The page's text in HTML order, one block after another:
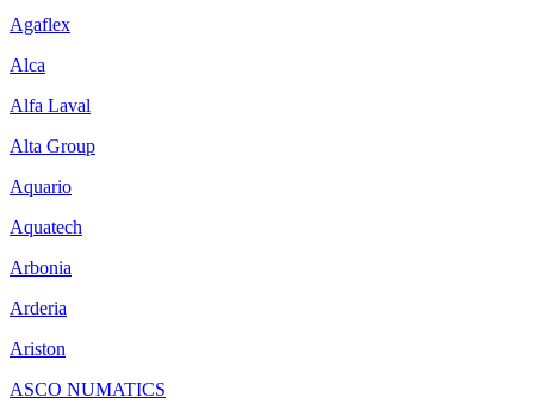
Agaflex
Alca
Alfa Laval
Alta Group
Aquario
Aquatech
Arbonia
Arderia
Ariston
ASCO NUMATICS